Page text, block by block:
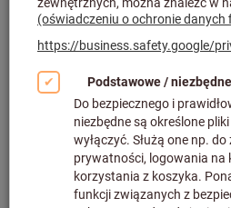
Termohigrometry
460,21 PLN